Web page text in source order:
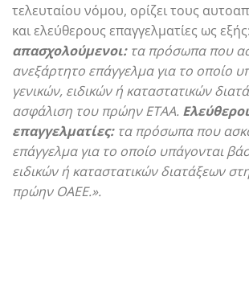
τελευταίου νόμου, ορίζει τους
και ελεύθερους επαγγελματίες ως εξής:
απασχολούμενοι:τα πρόσωπα που
ανεξάρτητο επάγγελμα για το οποίο
γενικών, ειδικών ή καταστατικών
ασφάλιση του πρώην ΕΤΑΑ. Ελεύθεροι
επαγγελματίες:τα πρόσωπα που
επάγγελμα για το οποίο υπάγονται
ειδικών ή καταστατικών διατάξεων
πρώην ΟΑΕΕ.».